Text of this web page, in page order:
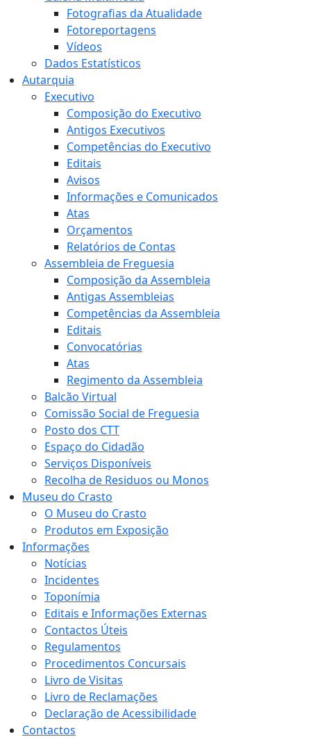
Fotografias da Atualidade
Fotoreportagens
Vídeos
Dados Estatísticos
Autarquia
Executivo
Composição do Executivo
Antigos Executivos
Competências do Executivo
Editais
Avisos
Informações e Comunicados
Atas
Orçamentos
Relatórios de Contas
Assembleia de Freguesia
Composição da Assembleia
Antigas Assembleias
Competências da Assembleia
Editais
Convocatórias
Atas
Regimento da Assembleia
Balcão Virtual
Comissão Social de Freguesia
Posto dos CTT
Espaço do Cidadão
Serviços Disponíveis
Recolha de Residuos ou Monos
Museu do Crasto
O Museu do Crasto
Produtos em Exposição
Informações
Notícias
Incidentes
Toponímia
Editais e Informações Externas
Contactos Úteis
Regulamentos
Procedimentos Concursais
Livro de Visitas
Livro de Reclamações
Declaração de Acessibilidade
Contactos